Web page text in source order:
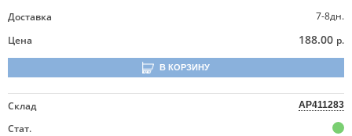
Доставка
7-8дн.
Цена
188.00 р.
В КОРЗИНУ
Склад AP411283
Стат.